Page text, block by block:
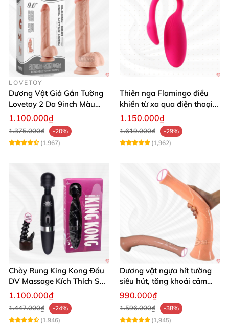
LOVETOY
Dương Vật Giả Gắn Tường
Lovetoy 2 Da 9inch Màu
Flesh Hàng Chính Hãng
1.100.000₫
1.375.000₫
-20%
(1,967)
Thiên nga Flamingo điều
khiển từ xa qua điện thoại
cực dễ dàng
1.150.000₫
1.619.000₫
-29%
(1,962)
Chày Rung King Kong Đầu
DV Massage Kích Thích Sâu
Mạnh Mẽ
1.100.000₫
1.447.000₫
-24%
(1,946)
Dương vật ngựa hít tường
siêu hút, tăng khoái cảm
tận hưởng
990.000₫
1.596.000₫
-38%
(1,945)